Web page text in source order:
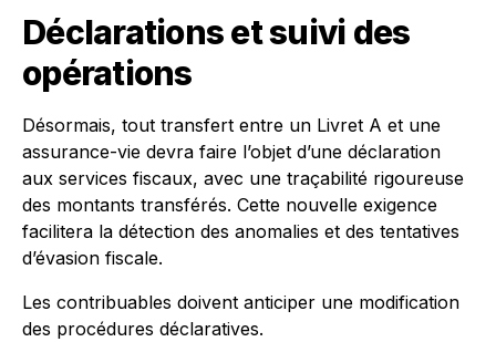
Déclarations et suivi des
opérations
Désormais, tout transfert entre un Livret A et une
assurance-vie devra faire l’objet d’une déclaration
aux services fiscaux, avec une traçabilité rigoureuse
des montants transférés. Cette nouvelle exigence
facilitera la détection des anomalies et des tentatives
d’évasion fiscale.
Les contribuables doivent anticiper une modification
des procédures déclaratives.